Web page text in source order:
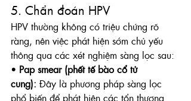
5. Chẩn đoán HPV
HPV thường không có triệu chứng rõ
ràng, nên việc phát hiện sớm chủ yếu
thông qua các xét nghiệm sàng lọc sau:
• Pap smear (phết tế bào cổ tử
cung): Đây là phương pháp sàng lọc
phổ biến để phát hiện các tổn thương